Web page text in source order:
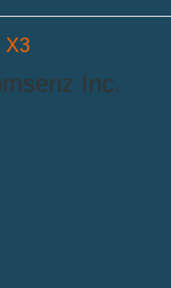
X3
Inc.